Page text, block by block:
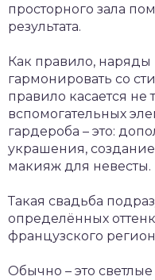
просторного зала
результата.
Как правило,
гармонировать со
правило касается
вспомогательных
гардероба – это:
украшения,
макияж для невесты.
Такая свадьба
определённых
французского
Обычно – это